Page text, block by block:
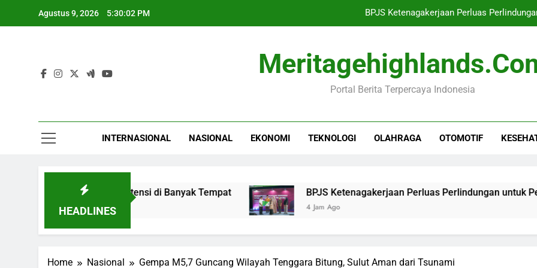
Agustus 9, 2026 5:30:03 PM BPJS Ketenagakerjaan Perluas
Waspada! Universal Studios
Cuaca Indonesia Minggu 9 Agustus
Ujian Penting Tegakkan
Portal Berita Terpercaya Indonesia
INTERNASIONAL NASIONAL EKONOMI TEKNOLOGI OLAHRAGA OTOMOTIF
HEADLINES
2026: Hujan Berpotensi di Banyak Tempat BPJS Ketenagakerjaan Perluas Perlindungan untuk Penggerak
4 Jam Ago
Home Nasional Gempa M5,7 Guncang Wilayah Tenggara Bitung, Sulut Aman dari Tsunami